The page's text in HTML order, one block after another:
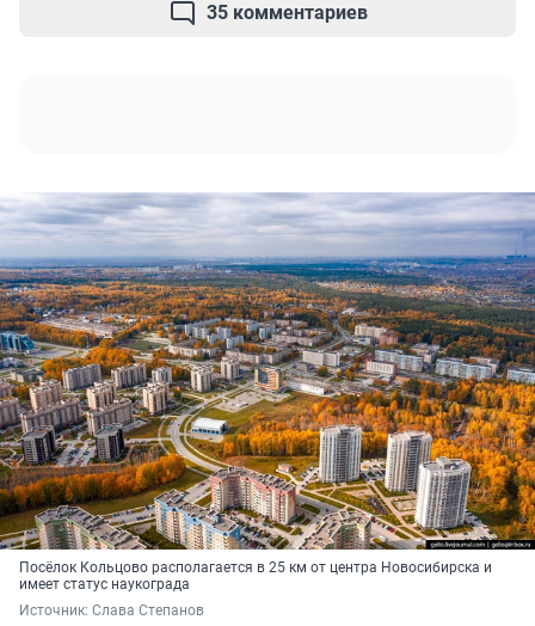
35 комментариев
Посёлок Кольцово располагается в 25 км от центра Новосибирска и
имеет статус наукограда
Источник: Слава Степанов